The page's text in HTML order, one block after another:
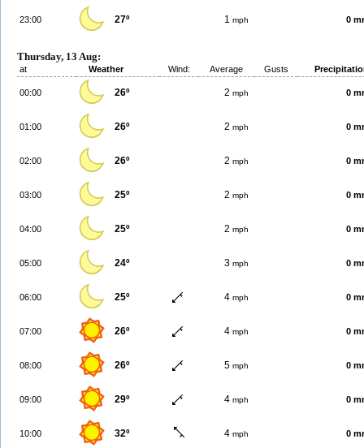
23:00 27º 1 mph 0
Thursday, 13 Aug:
at Weather Wind: Average Gusts
00:00 26º 2 mph 0
01:00 26º 2 mph 0
02:00 26º 2 mph 0
03:00 25º 2 mph 0
04:00 25º 2 mph 0
05:00 24º 3 mph 0
06:00 25º 4 mph 0
07:00 26º 4 mph 0
08:00 26º 5 mph 0
09:00 29º 4 mph 0
10:00 32º 4 mph 0